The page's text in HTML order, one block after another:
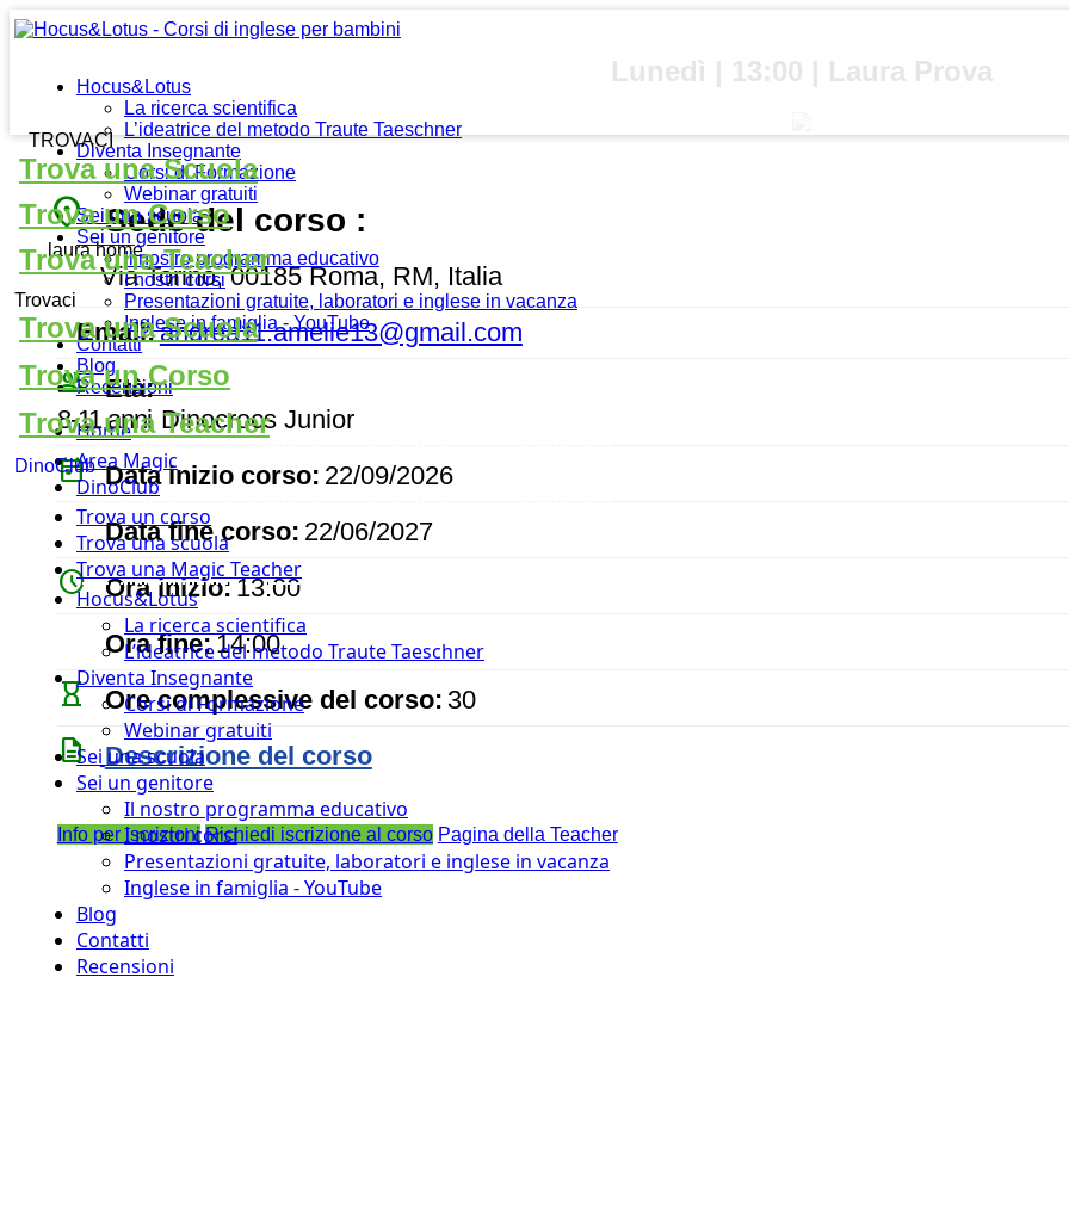
Hocus&Lotus
La ricerca scientifica
L’ideatrice del metodo Traute Taeschner
Diventa Insegnante
Corsi di Formazione
Webinar gratuiti
Sei una scuola
Sei un genitore
Il nostro programma educativo
I nostri corsi
Presentazioni gratuite, laboratori e inglese in vacanza
Inglese in famiglia - YouTube
Contatti
Blog
Recensioni
Home
Area Magic
DinoClub
Trova un corso
Trova una scuola
Trova una Magic Teacher
Hocus&Lotus
La ricerca scientifica
L’ideatrice del metodo Traute Taeschner
Diventa Insegnante
Corsi di Formazione
Webinar gratuiti
Sei una scuola
Sei un genitore
Il nostro programma educativo
I nostri corsi
Presentazioni gratuite, laboratori e inglese in vacanza
Inglese in famiglia - YouTube
Blog
Contatti
Recensioni
TROVACI
Trova una Scuola
Trova un Corso
Trova una Teacher
Trovaci
Trova una Scuola
Trova un Corso
Trova una Teacher
DinoClub
Lunedì | 13:00 | Laura Prova
place Sede del corso :
laura home
Via Torino, 00185 Roma, RM, Italia
Email:andrea11.amelie13@gmail.com
people_outline
Età:
8-11 anni Dinocrocs Junior
today Data inizio corso: 22/09/2026
eventData fine corso: 22/06/2027
watch_later Ora inizio:13:00
Ora fine:14:00
hourglass_empty Ore complessive del corso: 30
description Descrizione del corso
Info per iscrizioni Richiedi iscrizione al corso Pagina della Teacher